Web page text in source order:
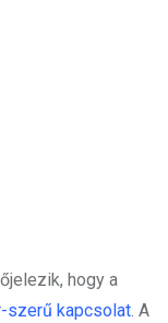
hogy a
szerű kapcsolat . A